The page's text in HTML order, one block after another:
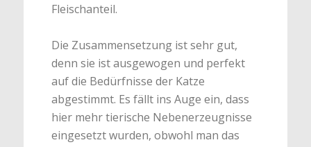
Fleischanteil.
Die Zusammensetzung ist sehr gut,
denn sie ist ausgewogen und perfekt
auf die Bedürfnisse der Katze
abgestimmt. Es fällt ins Auge ein, dass
hier mehr tierische Nebenerzeugnisse
eingesetzt wurden, obwohl man das